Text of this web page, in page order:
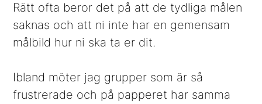
Rätt ofta beror det på att de tydliga målen
saknas och att ni inte har en gemensam
målbild hur ni ska ta er dit.
Ibland möter jag grupper som är så
frustrerade och på papperet har samma